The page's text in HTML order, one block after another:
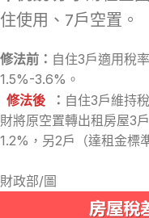
住使用、7戶空置。
修法前： 自住3戶適用稅
1.5%-3.6%。
修法後
： 自住3戶維持
財將原空置轉出租房屋3
1.2%，另2戶（達租金標
財政部/圖